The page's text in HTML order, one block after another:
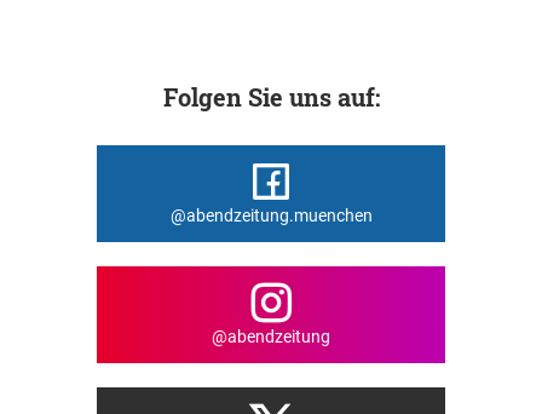
Folgen Sie uns auf:
@abendzeitung.muenchen
@abendzeitung